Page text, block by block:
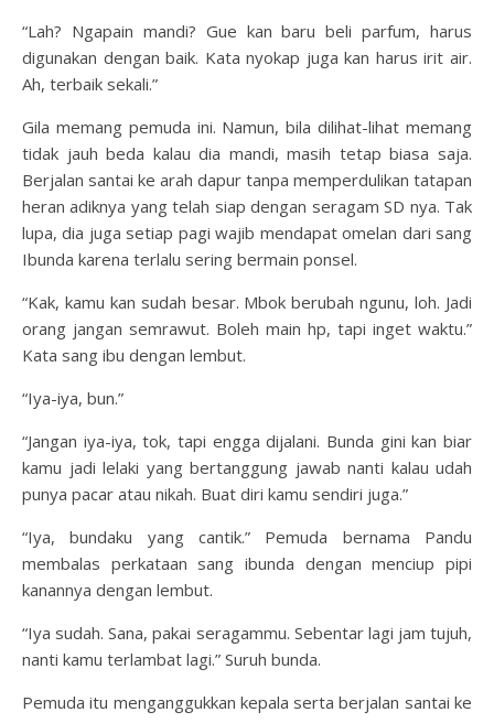
“Lah? Ngapain mandi? Gue kan baru beli parfum, harus
digunakan dengan baik. Kata nyokap juga kan harus irit air.
Ah, terbaik sekali.”
Gila memang pemuda ini. Namun, bila dilihat-lihat memang
tidak jauh beda kalau dia mandi, masih tetap biasa saja.
Berjalan santai ke arah dapur tanpa memperdulikan tatapan
heran adiknya yang telah siap dengan seragam SD nya. Tak
lupa, dia juga setiap pagi wajib mendapat omelan dari sang
Ibunda karena terlalu sering bermain ponsel.
“Kak, kamu kan sudah besar. Mbok berubah ngunu, loh. Jadi
orang jangan semrawut. Boleh main hp, tapi inget waktu.”
Kata sang ibu dengan lembut.
“Iya-iya, bun.”
“Jangan iya-iya, tok, tapi engga dijalani. Bunda gini kan biar
kamu jadi lelaki yang bertanggung jawab nanti kalau udah
punya pacar atau nikah. Buat diri kamu sendiri juga.”
“Iya, bundaku yang cantik.” Pemuda bernama Pandu
membalas perkataan sang ibunda dengan menciup pipi
kanannya dengan lembut.
“Iya sudah. Sana, pakai seragammu. Sebentar lagi jam tujuh,
nanti kamu terlambat lagi.” Suruh bunda.
Pemuda itu menganggukkan kepala serta berjalan santai ke